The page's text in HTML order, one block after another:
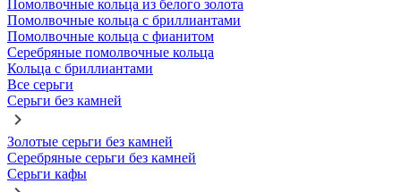
Помолвочные кольца из белого золота
Помолвочные кольца с бриллиантами
Помолвочные кольца с фианитом
Серебряные помолвочные кольца
Кольца с бриллиантами
Все серьги
Серьги без камней
Золотые серьги без камней
Серебряные серьги без камней
Серьги кафы